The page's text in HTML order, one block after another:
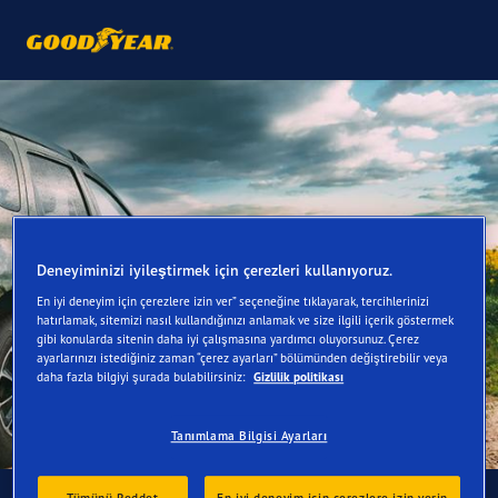
Deneyiminizi iyileştirmek için çerezleri kullanıyoruz.
En iyi deneyim için çerezlere izin ver” seçeneğine tıklayarak, tercihlerinizi
hatırlamak, sitemizi nasıl kullandığınızı anlamak ve size ilgili içerik göstermek
gibi konularda sitenin daha iyi çalışmasına yardımcı oluyorsunuz. Çerez
ayarlarınızı istediğiniz zaman “çerez ayarları” bölümünden değiştirebilir veya
daha fazla bilgiyi şurada bulabilirsiniz: Gizlilik politikası
Tanımlama Bilgisi Ayarları